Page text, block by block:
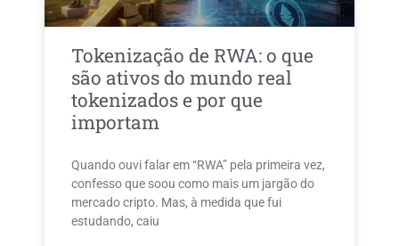
Tokenização de RWA: o que
são ativos do mundo real
tokenizados e por que
importam
Quando ouvi falar em “RWA” pela primeira vez,
confesso que soou como mais um jargão do
mercado cripto. Mas, à medida que fui
estudando, caiu